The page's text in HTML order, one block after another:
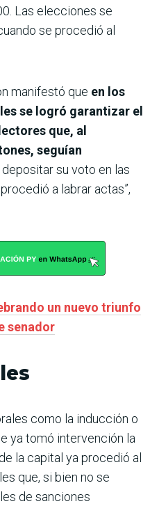
Las elecciones se
se procedió al
manifestó que en los
se logró garantizar el
que, al
seguían
su voto en las
a labrar actas”,
un nuevo triunfo
senador
como la inducción o
ya tomó intervención la
la capital ya procedió al
que, si bien no se
de sanciones